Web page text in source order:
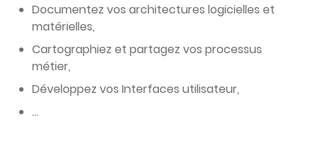
Documentez vos architectures logicielles et
matérielles,
Cartographiez et partagez vos processus
métier,
Développez vos Interfaces utilisateur,
…